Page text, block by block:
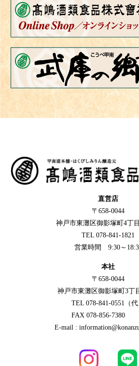
直営店
〒658-0044
神戸市東灘区御影塚町4丁
TEL 078-841-1821
営業時間 9:30～
本社
〒658-0044
神戸市東灘区御影塚町3丁
TEL 078-841-0551（代
FAX 078-856-7380
E-mail :